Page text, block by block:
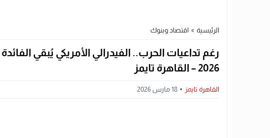
الرئيسية » اقتصاد وبنوك
رغم تداعيات الحرب.. الفيدرالي الأمريكي يُبقي
2026 – القاهرة تايمز
القاهرة تايمز 18 مارس 2026